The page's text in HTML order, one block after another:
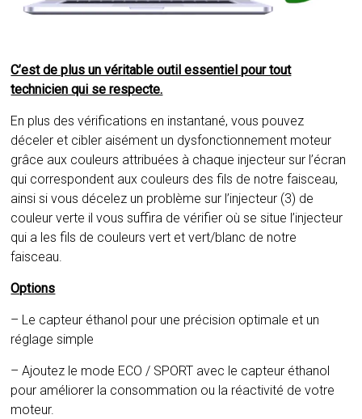
C’est de plus un véritable outil essentiel pour tout
technicien qui se respecte.
En plus des vérifications en instantané, vous pouvez
déceler et cibler aisément un dysfonctionnement moteur
grâce aux couleurs attribuées à chaque injecteur sur l’écran
qui correspondent aux couleurs des fils de notre faisceau,
ainsi si vous décelez un problème sur l’injecteur (3) de
couleur verte il vous suffira de vérifier où se situe l’injecteur
qui a les fils de couleurs vert et vert/blanc de notre
faisceau.
Options
– Le capteur éthanol pour une précision optimale et un
réglage simple
– Ajoutez le mode ECO / SPORT avec le capteur éthanol
pour améliorer la consommation ou la réactivité de votre
moteur.